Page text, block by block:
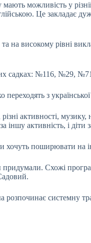
можливість у
Це закладає
на високому рівні
садках: №116, №29,
з
різні активності,
іншу активність, і
хочуть поширювати на
Схожі
розпочинає системну